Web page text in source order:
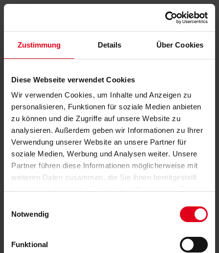
Zustimmung Details Über Cookies
Diese Webseite verwendet Cookies
Wir verwenden Cookies, um Inhalte und Anzeigen zu
personalisieren, Funktionen für soziale Medien anbieten
zu können und die Zugriffe auf unsere Website zu
analysieren. Außerdem geben wir Informationen zu Ihrer
Verwendung unserer Website an unsere Partner für
soziale Medien, Werbung und Analysen weiter. Unsere
Partner führen diese Informationen möglicherweise mit
weiteren Daten zusammen, die Sie ihnen bereitgestellt
Notwendig
Funktional